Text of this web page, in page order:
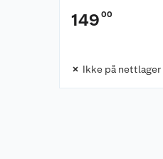
149 00
Ikke på nettlager